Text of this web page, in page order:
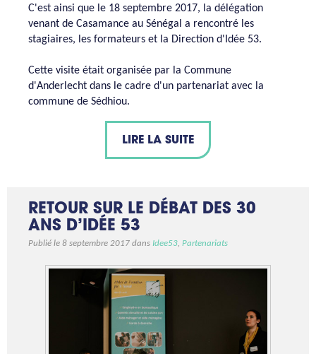
C'est ainsi que le 18 septembre 2017, la délégation
venant de Casamance au Sénégal a rencontré les
stagiaires, les formateurs et la Direction d'Idée 53.
Cette visite était organisée par la Commune
d'Anderlecht dans le cadre d'un partenariat avec la
commune de Sédhiou.
LIRE LA SUITE
RETOUR SUR LE DÉBAT DES 30
ANS D’IDÉE 53
Publié le 8 septembre 2017 dans Idee53, Partenariats